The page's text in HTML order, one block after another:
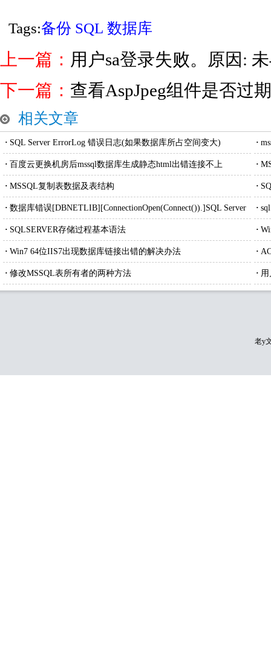
Tags:备份 SQL 数据库
上一篇： 用户sa登录失败。原因:
下一篇： 查看AspJpeg组件是否过
相关文章
· SQL Server ErrorLog 错误日志(如果数据库所占空间变大) ·
· 百度云更换机房后mssql数据库生成静态html出错连接不上 ·
· MSSQL复制表数据及表结构 ·
· 数据库错误[DBNETLIB][ConnectionOpen(Connect()).]SQL Server
不存在或拒绝访问
·
· SQLSERVER存储过程基本语法 ·
· Win7 64位IIS7出现数据库链接出错的解决办法 ·
· 修改MSSQL表所有者的两种方法 · 用
老y